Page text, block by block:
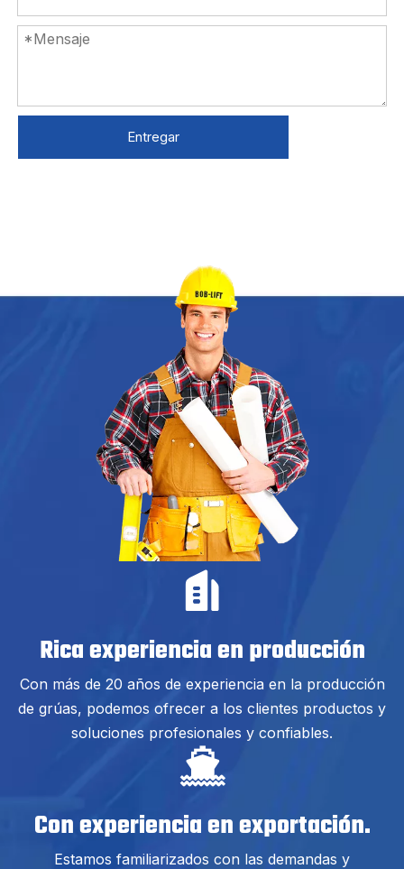
Entregar
Rica experiencia en producción
Con más de 20 años de experiencia en la producción
de grúas, podemos ofrecer a los clientes productos y
soluciones profesionales y confiables.
Con experiencia en exportación.
Estamos familiarizados con las demandas y